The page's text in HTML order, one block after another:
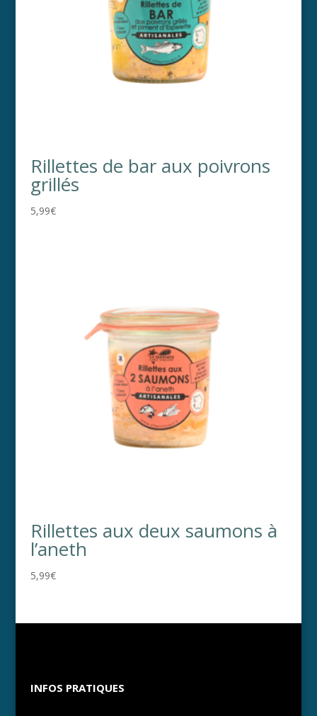
Rillettes de bar aux poivrons
grillés
5,99€
Rillettes aux deux saumons à
l’aneth
5,99€
INFOS PRATIQUES